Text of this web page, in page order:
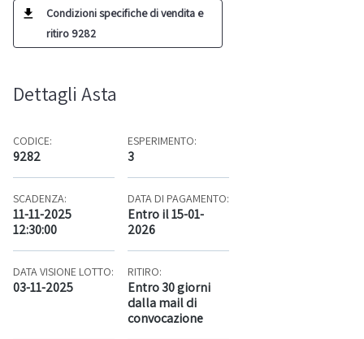
Condizioni specifiche di vendita e
ritiro 9282
Dettagli Asta
CODICE:
9282
ESPERIMENTO:
3
SCADENZA:
11-11-2025
12:30:00
DATA DI PAGAMENTO:
Entro il 15-01-
2026
DATA VISIONE LOTTO:
03-11-2025
RITIRO:
Entro 30 giorni
dalla mail di
convocazione